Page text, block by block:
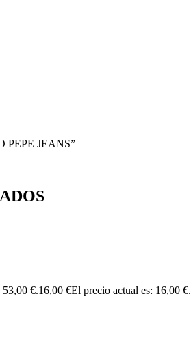
PEPE JEANS”
€.16,00 €El precio actual es: 16,00 €.